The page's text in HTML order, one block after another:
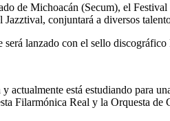
de Michoacán (Secum), el
conjuntará a diversos
lanzado con el sello
está estudiando para
Filarmónica Real y la Orquesta